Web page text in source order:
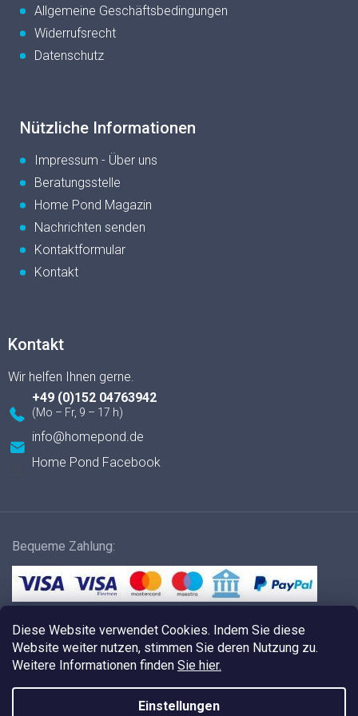
Diese Website verwendet Cookies. Indem Sie diese
Website weiter nutzen, stimmen Sie deren Nutzung zu.
Weitere Informationen finden Sie hier.
Einstellungen
Allgemeine Geschäftsbedingungen
Widerrufsrecht
Datenschutz
Nützliche Informationen
Impressum - Über uns
Beratungsstelle
Home Pond Magazin
Nachrichten senden
Kontaktformular
Kontakt
Kontakt
info@homepond.de
+49 (0)152 04763942
Home Pond Facebook
Bequeme Zahlung:
Versandmethoden: